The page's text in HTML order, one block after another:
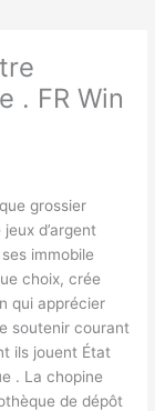
. FR Win
grossier
d’argent
immobile
choix, crée
qui apprécier
soutenir courant
ils jouent État
. La chopine
de dépôt